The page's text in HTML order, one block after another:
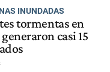
INUNDADAS
tormentas en
casi 15